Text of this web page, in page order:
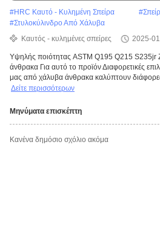
#HRC Καυτό - Κυλημένη Σπείρα #
#Στυλοκύλινδρο Από Χάλυβα
Καυτός - κυλημένες σπείρες
2025-
Υψηλής ποιότητας ASTM Q195 Q215 S235jr
άνθρακα Για αυτό το προϊόν Διαφορετικές
μας από χάλυβα άνθρακα καλύπτουν
Δείτε περισσότερων
Μηνύματα επισκέπτη
Κανένα δημόσιο σχόλιο ακόμα